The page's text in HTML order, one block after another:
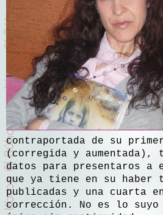
contraportada de su
(corregida y aumentada),
datos para presentaros a
que ya tiene en su haber
publicadas y una cuarta
corrección. No es lo suyo